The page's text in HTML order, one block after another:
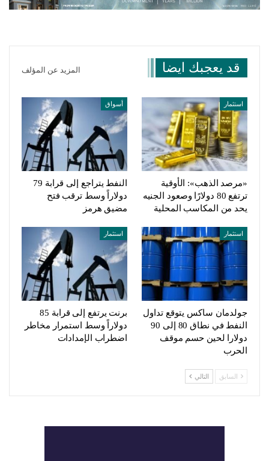
قد يعجبك ايضا المزيد عن المؤلف
استثمار
«مرصد الذهب»: الأوقية
ترتفع 80 دولارًا وصعود الجنيه
يحد من المكاسب المحلية
أسواق
النفط يتراجع إلى قرابة 79
دولاراً وسط ترقب فتح
مضيق هرمز
استثمار
جولدمان ساكس يتوقع تداول
النفط في نطاق 80 إلى 90
دولارا لحين حسم موقف
الحرب
استثمار
برنت يرتفع إلى قرابة 85
دولاراً وسط استمرار مخاطر
اضطراب الإمدادات
السابق التالي